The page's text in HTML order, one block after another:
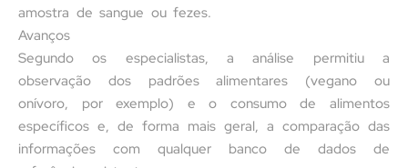
amostra de sangue ou fezes.
Avanços
Segundo os especialistas, a análise permitiu a
observação dos padrões alimentares (vegano ou
onívoro, por exemplo) e o consumo de alimentos
específicos e, de forma mais geral, a comparação das
informações com qualquer banco de dados de